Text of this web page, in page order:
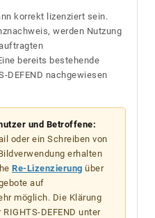
korrekt lizenziert sein.
werden Nutzung
bereits bestehende
DEFEND nachgewiesen
und Betroffene:
oder ein Schreiben von
erhalten
Re-Lizenzierung über
auf
möglich. Die Klärung
DEFEND unter